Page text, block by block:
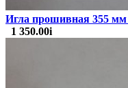
Игла прошивная 355 мм
1 350.00i